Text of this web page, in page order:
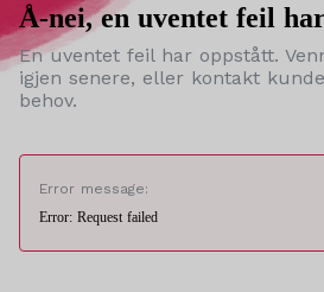
Å-nei, en uventet feil
En uventet feil har oppstått.
igjen senere, eller kontakt
behov.
Error message:
Error: Request failed